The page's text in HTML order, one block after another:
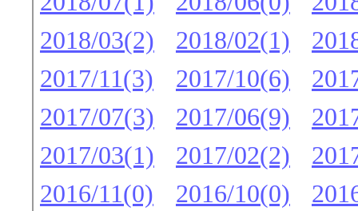
2018/03(2)
2018/02(1)
2017/11(3)
2017/10(6)
2017/07(3)
2017/06(9)
2017/03(1)
2017/02(2)
2016/11(0)
2016/10(0)